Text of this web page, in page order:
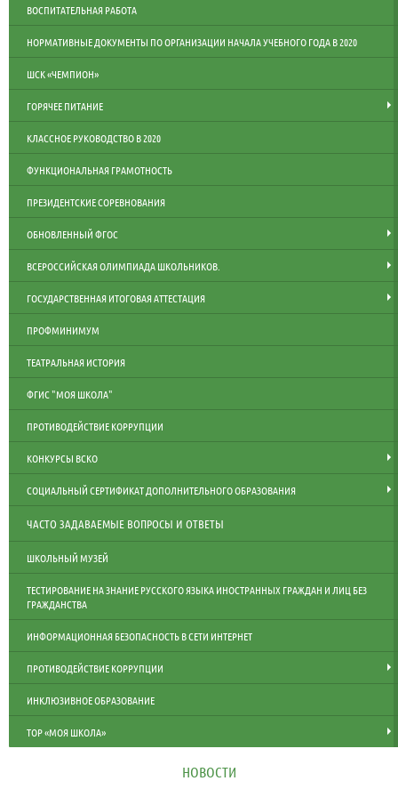
ВОСПИТАТЕЛЬНАЯ РАБОТА
НОРМАТИВНЫЕ ДОКУМЕНТЫ ПО ОРГАНИЗАЦИИ НАЧАЛА УЧЕБНОГО ГОДА В 2020
ШСК «ЧЕМПИОН»
ГОРЯЧЕЕ ПИТАНИЕ
КЛАССНОЕ РУКОВОДСТВО В 2020
ФУНКЦИОНАЛЬНАЯ ГРАМОТНОСТЬ
ПРЕЗИДЕНТСКИЕ СОРЕВНОВАНИЯ
ОБНОВЛЕННЫЙ ФГОС
ВСЕРОССИЙСКАЯ ОЛИМПИАДА ШКОЛЬНИКОВ.
ГОСУДАРСТВЕННАЯ ИТОГОВАЯ АТТЕСТАЦИЯ
ПРОФМИНИМУМ
ТЕАТРАЛЬНАЯ ИСТОРИЯ
ФГИС "МОЯ ШКОЛА"
ПРОТИВОДЕЙСТВИЕ КОРРУПЦИИ
КОНКУРСЫ ВСКО
СОЦИАЛЬНЫЙ СЕРТИФИКАТ ДОПОЛНИТЕЛЬНОГО ОБРАЗОВАНИЯ
ЧАСТО ЗАДАВАЕМЫЕ ВОПРОСЫ И ОТВЕТЫ
ШКОЛЬНЫЙ МУЗЕЙ
ТЕСТИРОВАНИЕ НА ЗНАНИЕ РУССКОГО ЯЗЫКА ИНОСТРАННЫХ ГРАЖДАН И ЛИЦ БЕЗ
ГРАЖДАНСТВА
ИНФОРМАЦИОННАЯ БЕЗОПАСНОСТЬ В СЕТИ ИНТЕРНЕТ
ПРОТИВОДЕЙСТВИЕ КОРРУПЦИИ
ИНКЛЮЗИВНОЕ ОБРАЗОВАНИЕ
ТОР «МОЯ ШКОЛА»
НОВОСТИ